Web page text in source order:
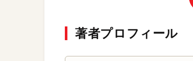
著者プロフィール